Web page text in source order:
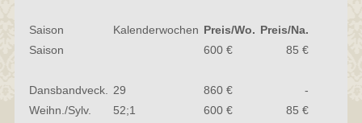
Saison Kalenderwochen Preis/Wo. Preis/Na.
Saison
600 € 85 €
Dansbandveck. 29 860 €
-
Weihn./Sylv.
52;1 600 €
85 €